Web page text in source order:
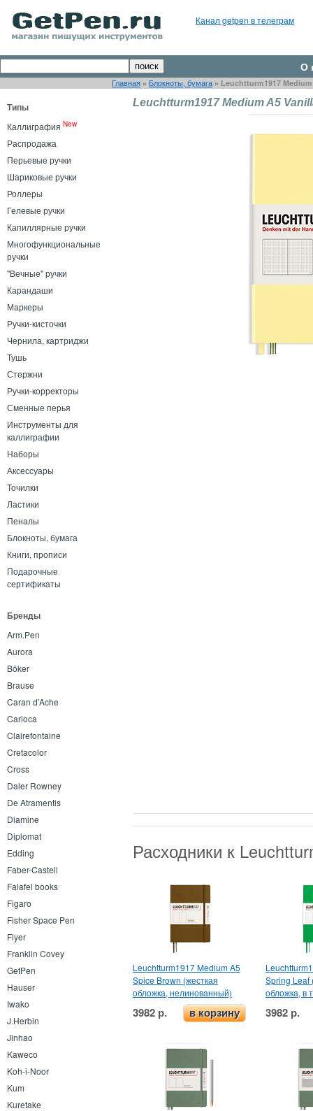
Канал getpen в телеграм
О
Главная » Блокноты, бумага » Leuchtturm1917
Типы
Каллиграфия New
Распродажа
Перьевые ручки
Шариковые ручки
Роллеры
Гелевые ручки
Капиллярные ручки
Многофункциональные
ручки
"Вечные" ручки
Карандаши
Маркеры
Ручки-кисточки
Чернила, картриджи
Тушь
Стержни
Ручки-корректоры
Сменные перья
Инструменты для
каллиграфии
Наборы
Аксессуары
Точилки
Ластики
Пеналы
Блокноты, бумага
Книги, прописи
Подарочные
сертификаты
Бренды
Arm.Pen
Aurora
Böker
Brause
Caran d’Ache
Carioca
Clairefontaine
Cretacolor
Cross
Daler Rowney
De Atramentis
Diamine
Diplomat
Edding
Faber-Castell
Falafel books
Figaro
Fisher Space Pen
Flyer
Franklin Covey
GetPen
Hauser
Iwako
J.Herbin
Jinhao
Kaweco
Koh-i-Noor
Kum
Kuretake
Leuchtturm1917 Medium A5
Расходники к
Leuchtturm1917 Medium A5
Spice Brown (жесткая
обложка, нелинованный)
3982 р. в корзину
Spring Leaf
обложка, в
3982 р.